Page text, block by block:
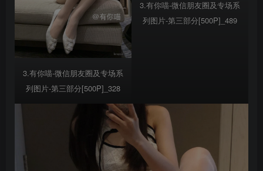
3.有你喵-微信朋友圈及专场系
列图片-第三部分[500P]_328
3.有你喵-微信朋友圈及专场系
列图片-第三部分[500P]_489